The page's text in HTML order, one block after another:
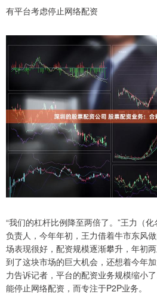
有平台考虑停止网络配资
“我们的杠杆比例降至两倍了。”王力（
负责人，今年年初，王力借着牛市东风
场表现很好，配资规模逐渐攀升，年初
到了这块市场的巨大机会，还想着今年
力告诉记者，平台的配资业务规模缩小
能停止网络配资，而专注于P2P业务。